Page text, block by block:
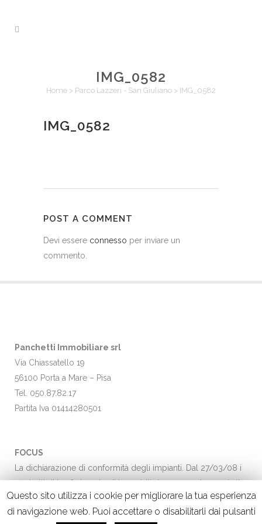
IMG_0582
Home > Parco Lazzeri - San Giuliano > IMG_0582
IMG_0582
POST A COMMENT
Devi essere connesso per inviare un
commento.
Panchetti Immobiliare srl
Via Chiassatello 19
56100 Porta a Mare – Pisa
Tel. 050.87.82.17
Partita Iva 01414280501
FOCUS
La dichiarazione di conformità degli impianti. Dal 27/03/08 i
contratti di trasferimento di immobili dovranno adeguarsi alla
nuova…Leggi →
Questo sito utilizza i cookie per migliorare la tua esperienza
di navigazione web. Puoi accettare o disabilitarli dai pulsanti